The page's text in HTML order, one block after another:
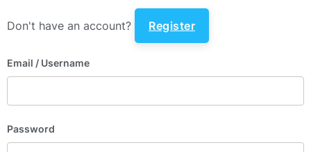
Don't have an account? Register
Email / Username
Password